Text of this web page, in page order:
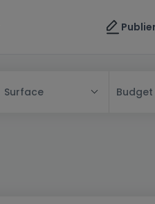
Surface Budget